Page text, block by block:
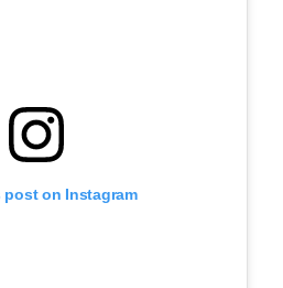
post on Instagram